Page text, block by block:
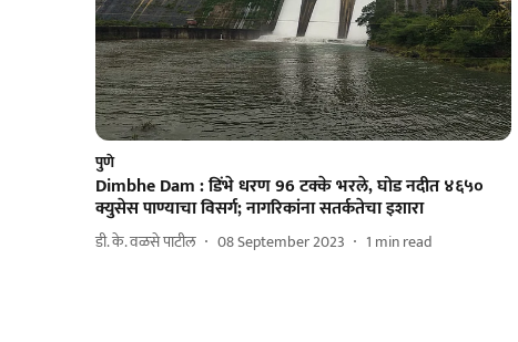
पुणे
Dimbhe Dam : डिंभे धरण 96 टक्के भरले, घोड नदीत ४६५०
क्युसेस पाण्याचा विसर्ग; नागरिकांना सतर्कतेचा इशारा
डी. के. वळसे पाटील 08 September 2023 1 min read